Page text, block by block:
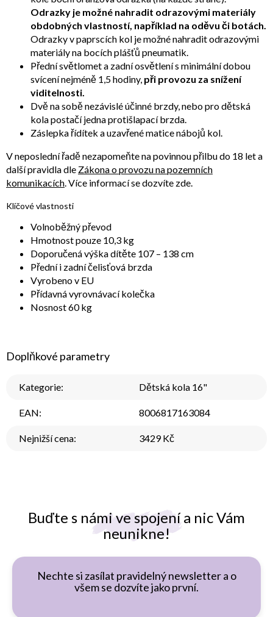
Buďte s námi ve spojení a nic Vám
neunikne!
Nechte si zasílat pravidelný newsletter a o
všem se dozvíte jako první.
Odrazky je možné nahradit odrazovými materiály
obdobných vlastností, například na oděvu či botách.
Odrazky v paprscích kol je možné nahradit odrazovými
materiály na bocích plášťů pneumatik.
Přední světlomet a zadní osvětlení s minimální dobou
svícení nejméně 1,5 hodiny, při provozu za snížení
viditelnosti.
Dvě na sobě nezávislé účinné brzdy, nebo pro dětská
kola postačí jedna protišlapací brzda.
Záslepka řídítek a uzavřené matice nábojů kol.
V neposlední řadě nezapomeňte na povinnou přilbu do 18 let a
další pravidla dle Zákona o provozu na pozemních
komunikacích. Více informací se dozvíte zde.
Klíčové vlastnosti
Volnoběžný převod
Hmotnost pouze 10,3 kg
Doporučená výška dítěte 107 – 138 cm
Přední i zadní čelisťová brzda
Vyrobeno v EU
Přídavná vyrovnávací kolečka
Nosnost 60 kg
Doplňkové parametry
Kategorie: Dětská kola 16"
EAN: 8006817163084
Nejnižší cena: 3429 Kč